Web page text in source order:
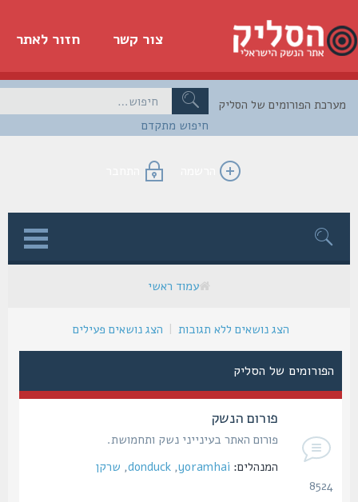
חזור לאתר צור קשר
חיפוש מתקדם
הפורומים של הסליק
הרשמה התחבר
עמוד ראשי
הצג נושאים ללא תגובות | הצג נושאים פעילים
הפורומים של הסליק
פורום הנשק
פורום האתר בעינייני נשק ותחמושת.
המנהלים: yoramhai
,
donduck
,שרקן
8524